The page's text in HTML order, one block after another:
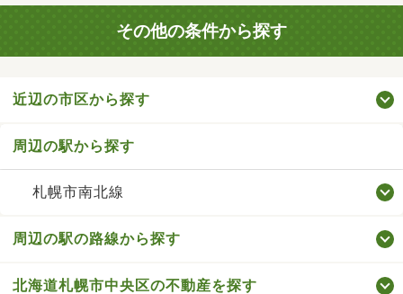
その他の条件から探す
近辺の市区から探す
周辺の駅から探す
札幌市南北線
周辺の駅の路線から探す
北海道札幌市中央区の不動産を探す